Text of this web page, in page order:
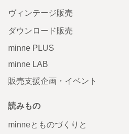
ヴィンテージ販売
ダウンロード販売
minne PLUS
minne LAB
販売支援企画・イベント
読みもの
minneとものづくりと